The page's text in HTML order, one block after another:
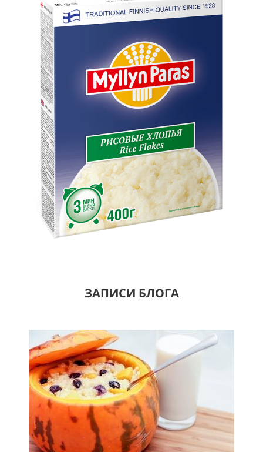
ЗАПИСИ БЛОГА